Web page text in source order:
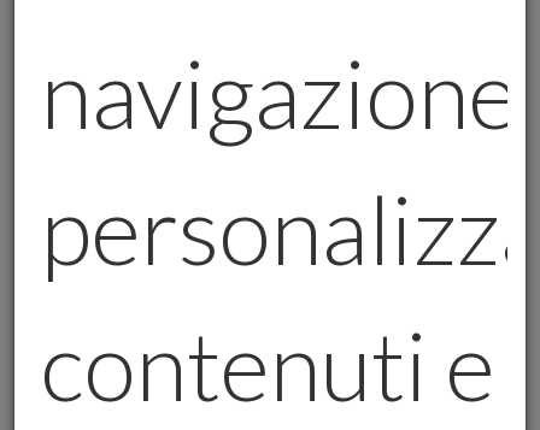
sottilissimo di oro, i vetri riescono a
mantenere freschi gli interni dell'aereo,
migliorando il comfort del volo.
Nei Satelliti e Nelle Tecnologie Spaziali:
L'oro gioca un ruolo cruciale anche nello
spazio. Le sonde spaziali e i satelliti
le radiazioni solari dannose e proteggere
le apparecchiature delicate. È affascinante
pensare che questo metallo antico e
navigazione,
contenuti e